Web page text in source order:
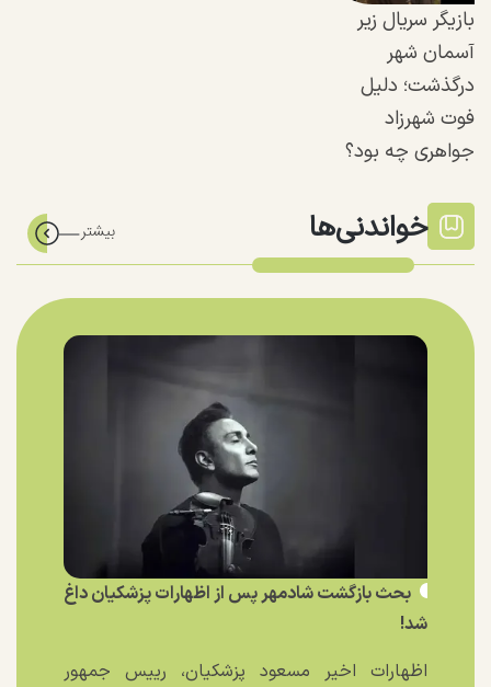
بازیگر سریال زیر
آسمان شهر
درگذشت؛ دلیل
فوت شهرزاد
جواهری چه بود؟
خواندنی‌ها
بحث بازگشت شادمهر پس از اظهارات پزشکیان داغ
شد!
اظهارات اخیر مسعود پزشکیان، رییس جمهور